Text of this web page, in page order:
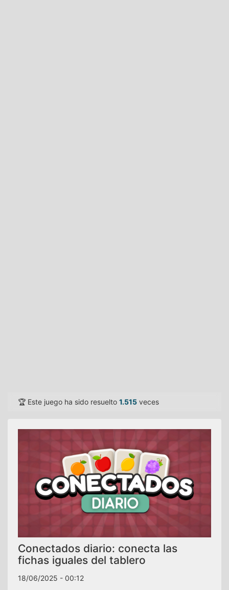
🏆 Este juego ha sido resuelto 1.515 veces
Conectados diario: conecta las
fichas iguales del tablero
18/06/2025 - 00:12